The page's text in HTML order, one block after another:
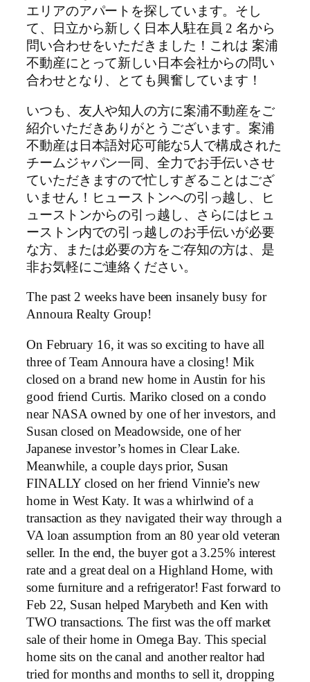
エリアのアパートを探しています。そし
て、日立から新しく日本人駐在員 2 名から
問い合わせをいただきました！これは 案浦
不動産にとって新しい日本会社からの問い
合わせとなり、とても興奮しています！
いつも、友人や知人の方に案浦不動産をご
紹介いただきありがとうございます。案浦
不動産は日本語対応可能な5人で構成された
チームジャパン一同、全力でお手伝いさせ
ていただきますので忙しすぎることはござ
いません！ヒューストンへの引っ越し、ヒ
ューストンからの引っ越し、さらにはヒュ
ーストン内での引っ越しのお手伝いが必要
な方、または必要の方をご存知の方は、是
非お気軽にご連絡ください。
The past 2 weeks have been insanely busy for
Annoura Realty Group!
On February 16, it was so exciting to have all
three of Team Annoura have a closing! Mik
closed on a brand new home in Austin for his
good friend Curtis. Mariko closed on a condo
near NASA owned by one of her investors, and
Susan closed on Meadowside, one of her
Japanese investor’s homes in Clear Lake.
Meanwhile, a couple days prior, Susan
FINALLY closed on her friend Vinnie’s new
home in West Katy. It was a whirlwind of a
transaction as they navigated their way through a
VA loan assumption from an 80 year old veteran
seller. In the end, the buyer got a 3.25% interest
rate and a great deal on a Highland Home, with
some furniture and a refrigerator! Fast forward to
Feb 22, Susan helped Marybeth and Ken with
TWO transactions. The first was the off market
sale of their home in Omega Bay. This special
home sits on the canal and another realtor had
tried for months and months to sell it, dropping